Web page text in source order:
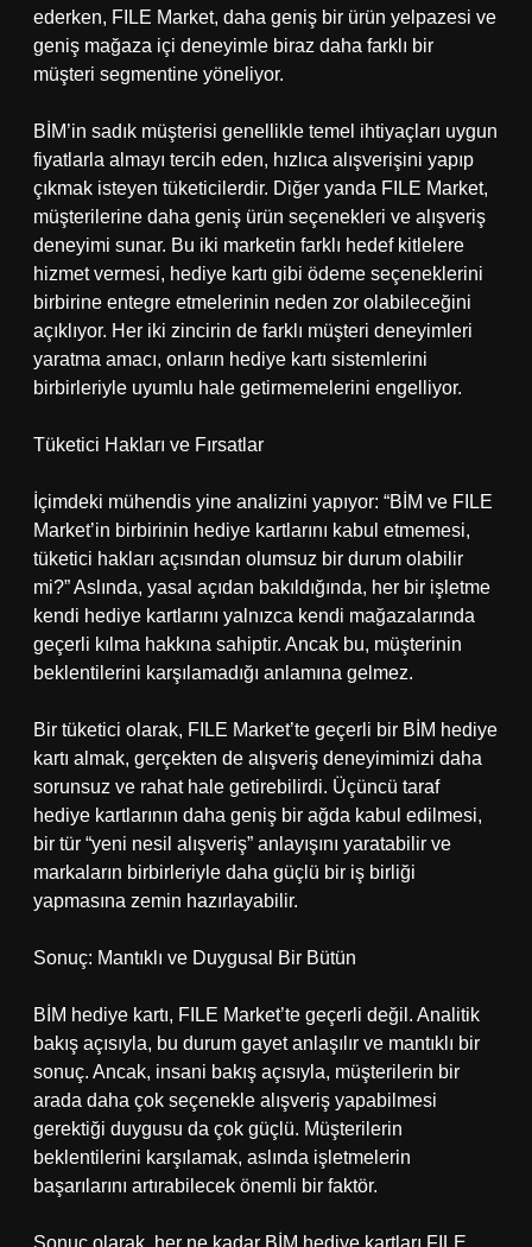
ederken, FILE Market, daha geniş bir ürün yelpazesi ve
geniş mağaza içi deneyimle biraz daha farklı bir
müşteri segmentine yöneliyor.
BİM’in sadık müşterisi genellikle temel ihtiyaçları uygun
fiyatlarla almayı tercih eden, hızlıca alışverişini yapıp
çıkmak isteyen tüketicilerdir. Diğer yanda FILE Market,
müşterilerine daha geniş ürün seçenekleri ve alışveriş
deneyimi sunar. Bu iki marketin farklı hedef kitlelere
hizmet vermesi, hediye kartı gibi ödeme seçeneklerini
birbirine entegre etmelerinin neden zor olabileceğini
açıklıyor. Her iki zincirin de farklı müşteri deneyimleri
yaratma amacı, onların hediye kartı sistemlerini
birbirleriyle uyumlu hale getirmemelerini engelliyor.
Tüketici Hakları ve Fırsatlar
İçimdeki mühendis yine analizini yapıyor: “BİM ve FILE
Market’in birbirinin hediye kartlarını kabul etmemesi,
tüketici hakları açısından olumsuz bir durum olabilir
mi?” Aslında, yasal açıdan bakıldığında, her bir işletme
kendi hediye kartlarını yalnızca kendi mağazalarında
geçerli kılma hakkına sahiptir. Ancak bu, müşterinin
beklentilerini karşılamadığı anlamına gelmez.
Bir tüketici olarak, FILE Market’te geçerli bir BİM hediye
kartı almak, gerçekten de alışveriş deneyimimizi daha
sorunsuz ve rahat hale getirebilirdi. Üçüncü taraf
hediye kartlarının daha geniş bir ağda kabul edilmesi,
bir tür “yeni nesil alışveriş” anlayışını yaratabilir ve
markaların birbirleriyle daha güçlü bir iş birliği
yapmasına zemin hazırlayabilir.
Sonuç: Mantıklı ve Duygusal Bir Bütün
BİM hediye kartı, FILE Market’te geçerli değil. Analitik
bakış açısıyla, bu durum gayet anlaşılır ve mantıklı bir
sonuç. Ancak, insani bakış açısıyla, müşterilerin bir
arada daha çok seçenekle alışveriş yapabilmesi
gerektiği duygusu da çok güçlü. Müşterilerin
beklentilerini karşılamak, aslında işletmelerin
başarılarını artırabilecek önemli bir faktör.
Sonuç olarak, her ne kadar BİM hediye kartları FILE